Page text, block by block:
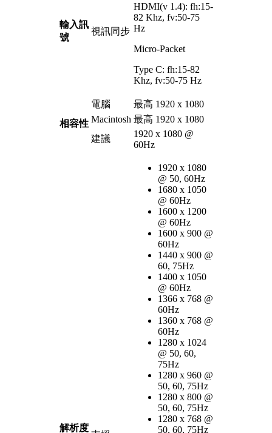
輸入訊
號
視訊同步
HDMI(v 1.4): fh:15-
82 Khz, fv:50-75
Hz
Micro-Packet
Type C: fh:15-82
Khz, fv:50-75 Hz
相容性
電腦
最高 1920 x 1080
Macintosh 最高 1920 x 1080
建議
1920 x 1080 @
60Hz
解析度
1920 x 1080
@ 50, 60Hz
1680 x 1050
@ 60Hz
1600 x 1200
@ 60Hz
1600 x 900 @
60Hz
1440 x 900 @
60, 75Hz
1400 x 1050
@ 60Hz
1366 x 768 @
60Hz
1360 x 768 @
60Hz
1280 x 1024
@ 50, 60,
75Hz
1280 x 960 @
50, 60, 75Hz
1280 x 800 @
50, 60, 75Hz
1280 x 768 @
50, 60, 75Hz